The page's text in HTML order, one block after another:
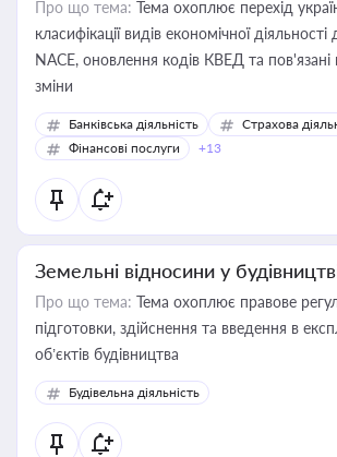
Про що тема: Тема охоплює перехід
класифікації видів економічної
NACE, оновлення кодів КВЕД та пов'язані
зміни
Банківська діяльність
Страхова
Фінансові послуги
+13
Земельні відносини у
Про що тема: Тема охоплює правове
підготовки, здійснення та введення в
об’єктів будівництва
Будівельна діяльність